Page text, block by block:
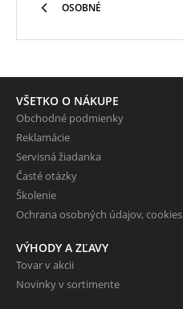
OSOBNÉ
VŠETKO O NÁKUPE
Obchodné podmienky
Reklamácie
Servisná žiadanka
Časté otázky
Školenie
Ochrana osobných údajov, cookies
VÝHODY A ZĽAVY
Tovar v akcii
Novinky v sortimente